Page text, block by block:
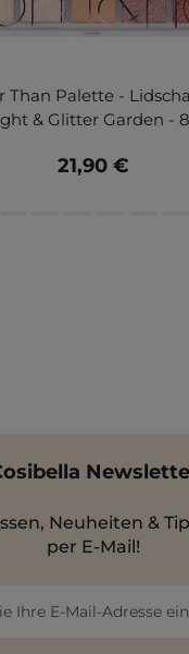
Than Palette -
& Glitter Garden -
21,90 €
Neuheiten &
per E-Mail!
Ihre E-Mail-Adresse ein